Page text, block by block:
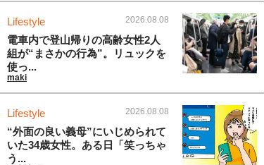
Lifestyle 2026.08.08
電車内で登山帰りの高齢女性2人
組が“まさかの行為”。リュックを
使っ...
maki
Lifestyle 2026.08.08
“外面の良い義母”にいじめられて
いた34歳女性。ある日「笑っちゃ
う...